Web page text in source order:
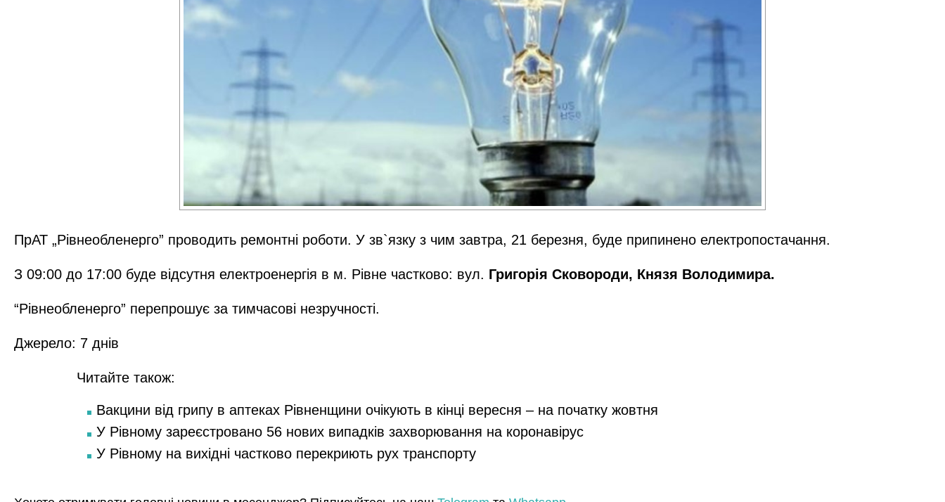
ПрАТ „Рівнеобленерго” проводить ремонтні роботи. У зв`язку з чим завтра, 21 березня, буде припинено електропостачання.
З 09:00 до 17:00 буде відсутня електроенергія в м. Рівне частково: вул. Григорія Сковороди, Князя Володимира.
“Рівнеобленерго” перепрошує за тимчасові незручності.
Джерело: 7 днів
Читайте також:
Вакцини від грипу в аптеках Рівненщини очікують в кінці вересня – на початку жовтня
У Рівному зареєстровано 56 нових випадків захворювання на коронавірус
У Рівному на вихідні частково перекриють рух транспорту